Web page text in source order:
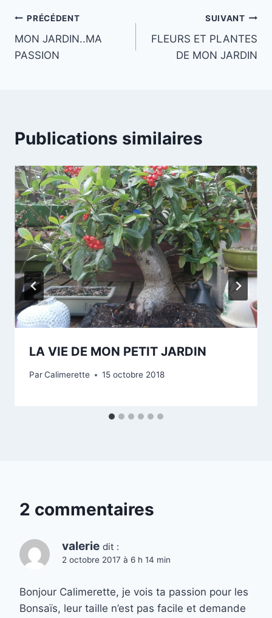
Navigation
de
PRÉCÉDENT
MON JARDIN..MA
PASSION
SUIVANT
FLEURS ET PLANTES
DE MON JARDIN
Publications similaires
LA VIE DE MON PETIT JARDIN
ParCalimerette 15 octobre 2018
2 commentaires
valerie dit :
2 octobre 2017 à 6 h 14 min
Bonjour Calimerette, je vois ta passion pour les
Bonsaïs, leur taille n’est pas facile et demande